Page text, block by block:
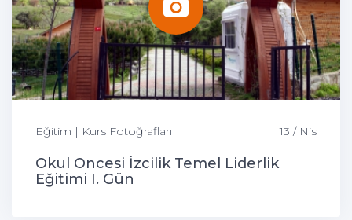
Eğitim | Kurs Fotoğrafları 13 / Nis
Okul Öncesi İzcilik Temel Liderlik
Eğitimi I. Gün